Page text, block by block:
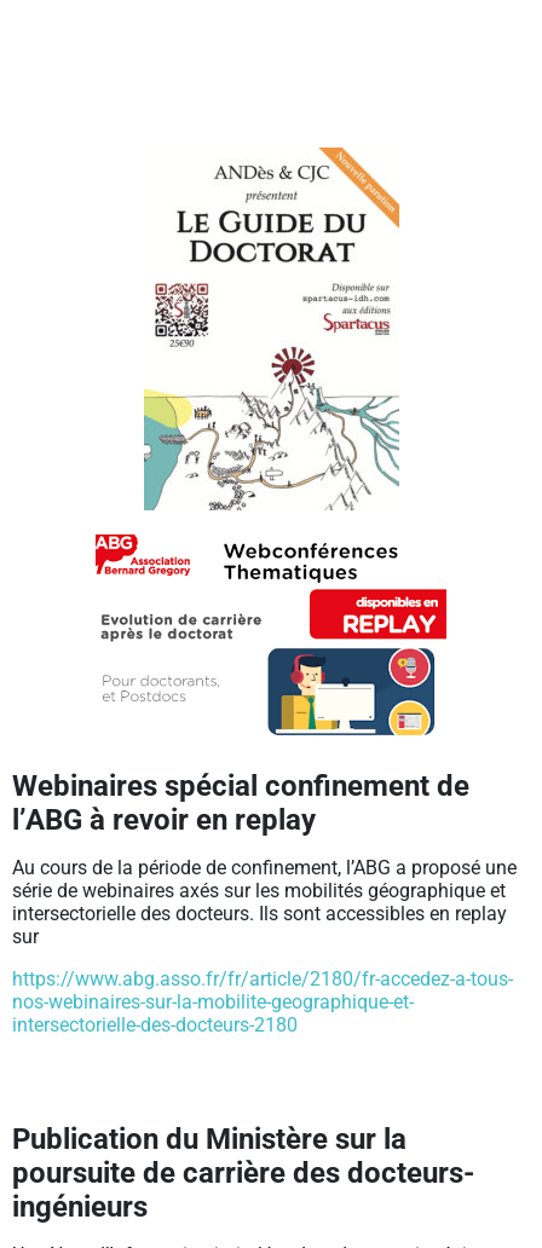
Webinaires spécial confinement de
l’ABG à revoir en replay
Au cours de la période de confinement, l’ABG a proposé une
série de webinaires axés sur les mobilités géographique et
intersectorielle des docteurs. Ils sont accessibles en replay
sur
https://www.abg.asso.fr/fr/article/2180/fr-accedez-a-tous-
nos-webinaires-sur-la-mobilite-geographique-et-
intersectorielle-des-docteurs-2180
Publication du Ministère sur la
poursuite de carrière des docteurs-
ingénieurs